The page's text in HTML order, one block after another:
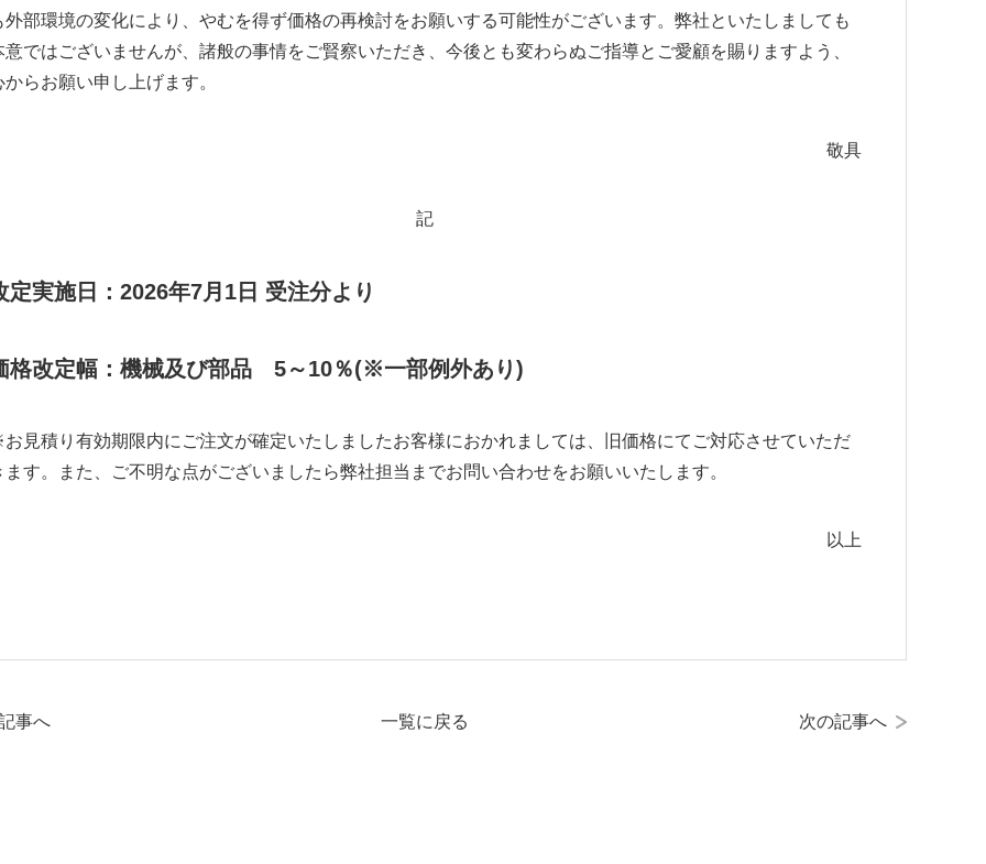
外部環境の変化により、やむを得ず価格の再検討をお願いする可能性がございます。弊社といたしましても
意ではございませんが、諸般の事情をご賢察いただき、今後とも変わらぬご指導とご愛顧を賜りますよう、
からお願い申し上げます。
敬具
記
定実施日：2026年7月1日 受注分より
格改定幅：機械及び部品 5～10％(※一部例外あり)
見積り有効期限内にご注文が確定いたしましたお客様におかれましては、旧価格にてご対応させていただ
ます。また、ご不明な点がございましたら弊社担当までお問い合わせをお願いいたします。
以上
一覧に戻る
事へ 次の記事へ